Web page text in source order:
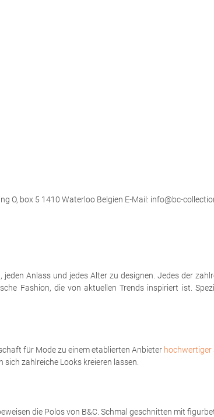
O, box 5 1410 Waterloo Belgien E-Mail: info@bc-
Anlass und jedes Alter zu designen. Jedes der
Fashion, die von aktuellen Trends inspiriert ist.
für Mode zu einem etablierten Anbieter hochwertiger
zahlreiche Looks kreieren lassen.
die Polos von B&C. Schmal geschnitten mit